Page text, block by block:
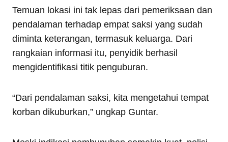
Temuan lokasi ini tak lepas dari pemeriksaan dan
pendalaman terhadap empat saksi yang sudah
diminta keterangan, termasuk keluarga. Dari
rangkaian informasi itu, penyidik berhasil
mengidentifikasi titik penguburan.
“Dari pendalaman saksi, kita mengetahui tempat
korban dikuburkan,” ungkap Guntar.